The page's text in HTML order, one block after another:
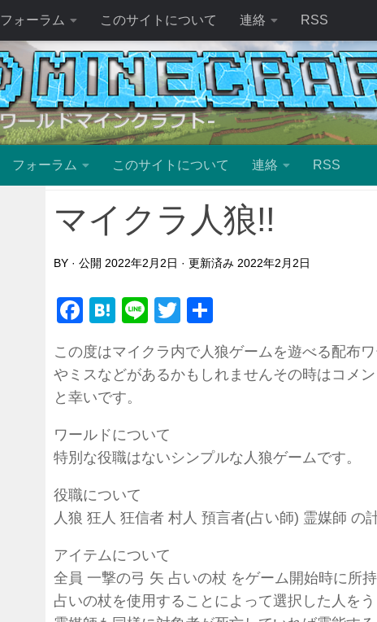
フォーラム このサイトについて 連絡 RSS
フォーラム このサイトについて 連絡 RSS
マイクラ人狼!!
BY · 公開 2022年2月2日 · 更新済み 2022年2月2日
Facebook
Hatena
LineTwitter
有
この度はマイクラ内で人狼ゲームを遊べる配布
やミスなどがあるかもしれませんその時はコメ
と幸いです。
ワールドについて
特別な役職はないシンプルな人狼ゲームです。
役職について
人狼 狂人 狂信者 村人 預言者(占い師) 霊媒師 の
アイテムについて
全員 一撃の弓 矢 占いの杖 をゲーム開始時に所
占いの杖を使用することによって選択した人をう